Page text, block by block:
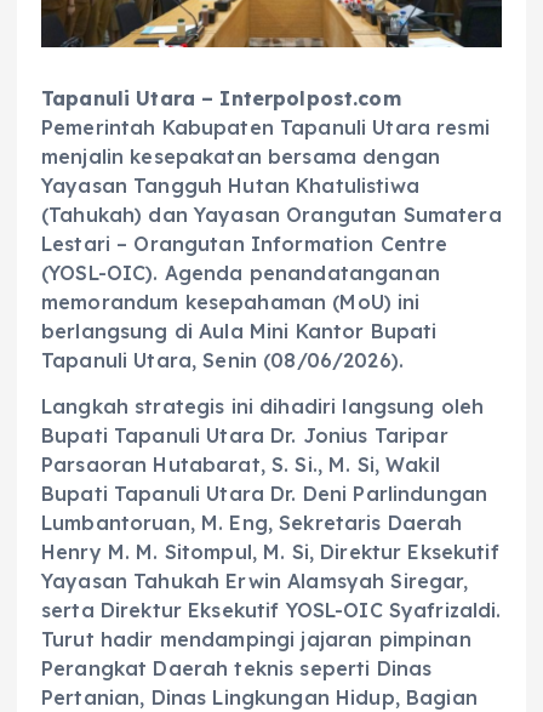
Tapanuli Utara – Interpolpost.com
Pemerintah Kabupaten Tapanuli Utara resmi
menjalin kesepakatan bersama dengan
Yayasan Tangguh Hutan Khatulistiwa
(Tahukah) dan Yayasan Orangutan Sumatera
Lestari – Orangutan Information Centre
(YOSL-OIC). Agenda penandatanganan
memorandum kesepahaman (MoU) ini
berlangsung di Aula Mini Kantor Bupati
Tapanuli Utara, Senin (08/06/2026).
‎Langkah strategis ini dihadiri langsung oleh
Bupati Tapanuli Utara Dr. Jonius Taripar
Parsaoran Hutabarat, S. Si., M. Si, Wakil
Bupati Tapanuli Utara Dr. Deni Parlindungan
Lumbantoruan, M. Eng, Sekretaris Daerah
Henry M. M. Sitompul, M. Si, Direktur Eksekutif
Yayasan Tahukah Erwin Alamsyah Siregar,
serta Direktur Eksekutif YOSL-OIC Syafrizaldi.
Turut hadir mendampingi jajaran pimpinan
Perangkat Daerah teknis seperti Dinas
Pertanian, Dinas Lingkungan Hidup, Bagian